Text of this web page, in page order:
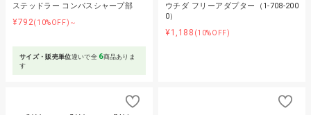
ステッドラー コンパスシャープ部
¥792(10%OFF)～
サイズ・販売単位違いで全 6商品ありま
す
ウチダ フリーアダプター（1-708-200
0）
¥1,188 (10%OFF)